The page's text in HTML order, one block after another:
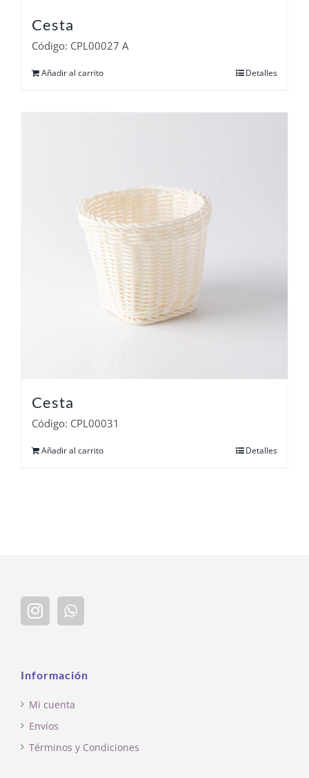
Cesta
Código: CPL00027 A
Añadir al carrito Detalles
Cesta
Código: CPL00031
Añadir al carrito Detalles
Información
Mi cuenta
Envíos
Términos y Condiciones